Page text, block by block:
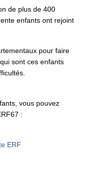
de plus de 400
enfants ont rejoint
pour faire
sont ces enfants
vous pouvez
:
ERF